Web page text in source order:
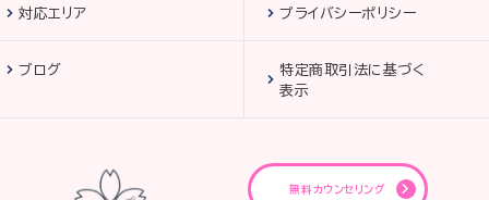
対応エリア プライバシーポリシー
ブログ
特定商取引法に基づく
表示
無料カウンセリング